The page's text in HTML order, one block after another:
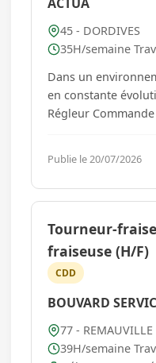
45 - DORDIVES
35H/semaine
Dans un
en constante
Régleur
Rattaché(e) au
un rôle clé dans la
la production. À ce
Publie le 20/07/2026
Tourneur-
fraiseuse (H/F)
CDD
BOUVARD
77 - REMAUVILLE
39H/semaine